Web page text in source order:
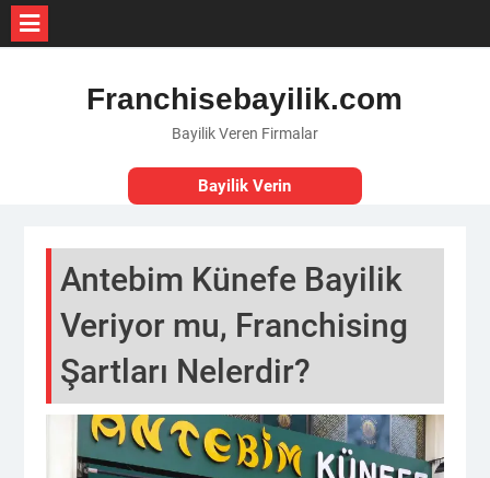
Franchisebayilik.com
Bayilik Veren Firmalar
Bayilik Verin
Antebim Künefe Bayilik
Veriyor mu, Franchising
Şartları Nelerdir?